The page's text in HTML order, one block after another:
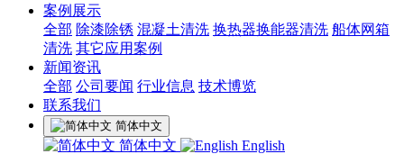
案例展示
全部 除漆除锈 混凝土清洗 换热器换能器清洗 船体网箱
清洗 其它应用案例
新闻资讯
全部 公司要闻 行业信息 技术博览
联系我们
简体中文
简体中文 English